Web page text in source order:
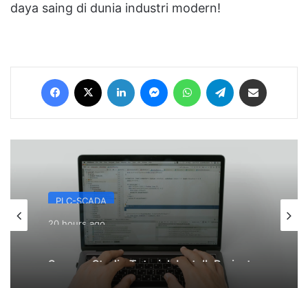
daya saing di dunia industri modern!
Facebook LinkedIn MessengerWhatsAppTelegram
PLC-SCADA
20 hours ago
Sysmac Studio Tutorial: Install, Project
Baru, dan Download ke NX1P2